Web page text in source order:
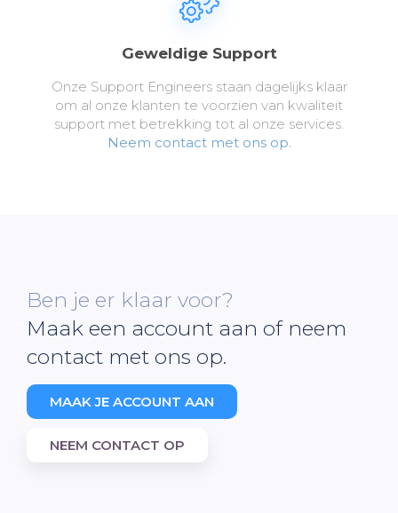
Geweldige Support
Onze Support Engineers staan dagelijks klaar
om al onze klanten te voorzien van kwaliteit
support met betrekking tot al onze services.
Neem contact met ons op.
Ben je er klaar voor?
Maak een account aan of neem
contact met ons op.
MAAK JE ACCOUNT AAN
NEEM CONTACT OP